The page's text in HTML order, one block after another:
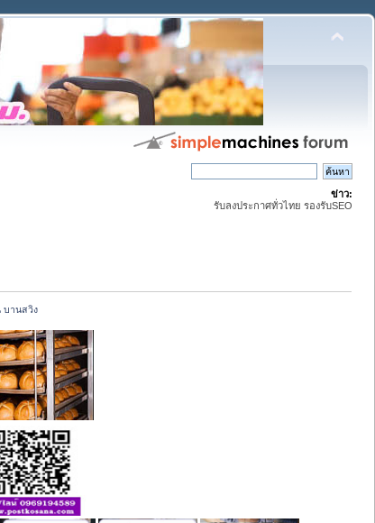
ข่าว:
รับลงประกาศทั่วไทย รองรับSEO
บานสวิง